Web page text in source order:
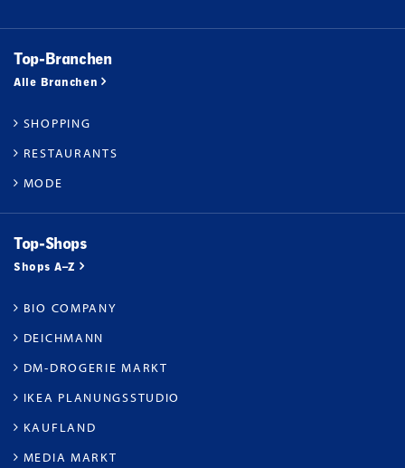
Top-Branchen
Alle Branchen
SHOPPING
RESTAURANTS
MODE
Top-Shops
Shops A–Z
BIO COMPANY
DEICHMANN
DM-DROGERIE MARKT
IKEA PLANUNGSSTUDIO
KAUFLAND
MEDIA MARKT